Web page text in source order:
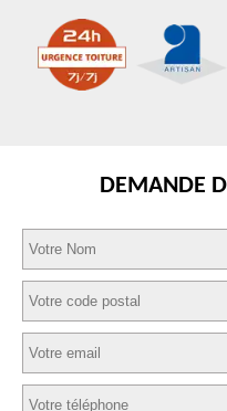
DEMANDE